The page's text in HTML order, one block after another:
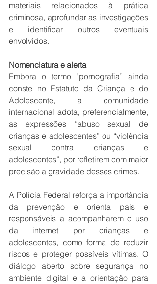
materiais relacionados à prática
criminosa, aprofundar as investigações
e identificar outros eventuais
envolvidos.
Nomenclatura e alerta
Embora o termo “pornografia” ainda
conste no Estatuto da Criança e do
Adolescente, a comunidade
internacional adota, preferencialmente,
as expressões “abuso sexual de
crianças e adolescentes” ou “violência
sexual contra crianças e
adolescentes”, por refletirem com maior
precisão a gravidade desses crimes.
A Polícia Federal reforça a importância
da prevenção e orienta pais e
responsáveis a acompanharem o uso
da internet por crianças e
adolescentes, como forma de reduzir
riscos e proteger possíveis vítimas. O
diálogo aberto sobre segurança no
ambiente digital e a orientação para